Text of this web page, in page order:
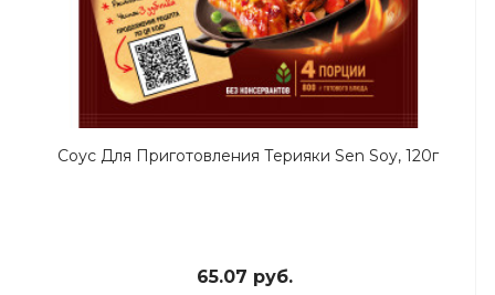
Соус Для Приготовления Терияки Sen Soy, 120г
65.07 руб.